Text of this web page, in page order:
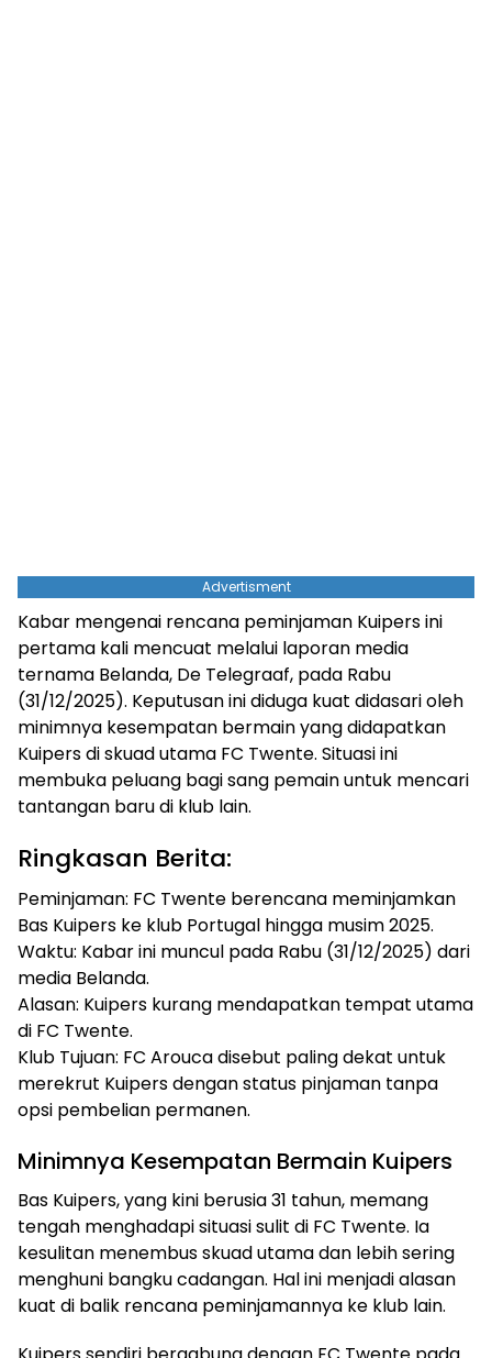
Advertisment
Kabar mengenai rencana peminjaman Kuipers ini
pertama kali mencuat melalui laporan media
ternama Belanda, De Telegraaf, pada Rabu
(31/12/2025). Keputusan ini diduga kuat didasari oleh
minimnya kesempatan bermain yang didapatkan
Kuipers di skuad utama FC Twente. Situasi ini
membuka peluang bagi sang pemain untuk mencari
tantangan baru di klub lain.
Ringkasan Berita:
Peminjaman: FC Twente berencana meminjamkan
Bas Kuipers ke klub Portugal hingga musim 2025.
Waktu: Kabar ini muncul pada Rabu (31/12/2025) dari
media Belanda.
Alasan: Kuipers kurang mendapatkan tempat utama
di FC Twente.
Klub Tujuan: FC Arouca disebut paling dekat untuk
merekrut Kuipers dengan status pinjaman tanpa
opsi pembelian permanen.
Minimnya Kesempatan Bermain Kuipers
Bas Kuipers, yang kini berusia 31 tahun, memang
tengah menghadapi situasi sulit di FC Twente. Ia
kesulitan menembus skuad utama dan lebih sering
menghuni bangku cadangan. Hal ini menjadi alasan
kuat di balik rencana peminjamannya ke klub lain.